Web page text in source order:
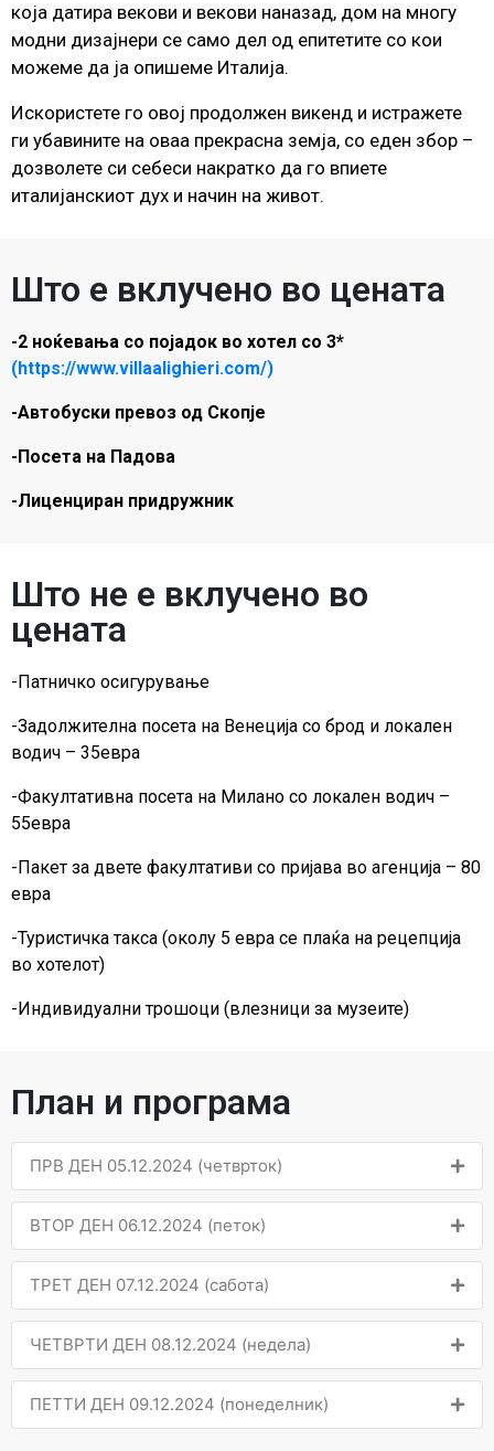
која датира векови и векови наназад, дом на многу
модни дизајнери се само дел од епитетите со кои
можеме да ја опишеме Италија.
Искористете го овој продолжен викенд и истражете
ги убавините на оваа прекрасна земја, со еден збор –
дозволете си себеси накратко да го впиете
италијанскиот дух и начин на живот.
Што е вклучено во цената
-2 ноќевања со појадок во хотел со 3*
(https://www.villaalighieri.com/)
-Автобуски превоз од Скопје
-Посета на Падова
-Лиценциран придружник
Што не е вклучено во
цената
-Патничко осигурување
-Задолжителна посета на Венеција со брод и локален
водич – 35евра
-Факултативна посета на Милано со локален водич –
55евра
-Пакет за двете факултативи со пријава во агенција – 80
евра
-Туристичка такса (околу 5 евра се плаќа на рецепција
во хотелот)
-Индивидуални трошоци (влезници за музеите)
План и програма
ПРВ ДЕН 05.12.2024 (четврток)
ВТОР ДЕН 06.12.2024 (петок)
ТРЕТ ДЕН 07.12.2024 (сабота)
ЧЕТВРТИ ДЕН 08.12.2024 (недела)
ПЕТТИ ДЕН 09.12.2024 (понеделник)